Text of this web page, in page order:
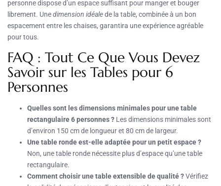
personne dispose d’un espace suffisant pour manger et bouger
librement. Unedimension idéalede la table, combinée à un bon
espacement entre les chaises, garantira une expérience agréable
pour tous.
FAQ : Tout Ce Que Vous Devez
Savoir sur les Tables pour 6
Personnes
Quelles sont les dimensions minimales pour une table
rectangulaire 6 personnes ? Les dimensions minimales sont
d’environ 150 cm de longueur et 80 cm de largeur.
Une table ronde est-elle adaptée pour un petit espace ?
Non, une table ronde nécessite plus d’espace qu’une table
rectangulaire.
Comment choisir une table extensible de qualité ?Vérifiez